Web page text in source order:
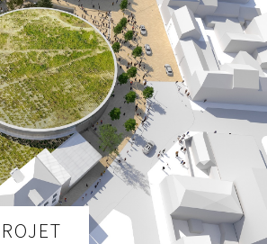
POUR OFFRIR DEPUIS
LE PORT DU MANS ET L’ÎLE AUX